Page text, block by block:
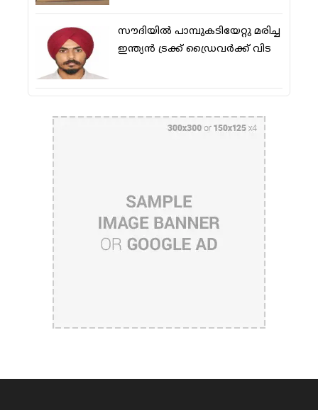
സൗദിയിൽ പാമ്പുകടിയേറ്റു മരിച്ച
ഇന്ത്യൻ ട്രക്ക് ഡ്രൈവർക്ക് വിട